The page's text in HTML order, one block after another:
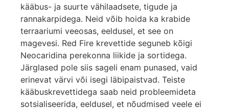
kääbus- ja suurte vähilaadsete, tigude ja
rannakarpidega. Neid võib hoida ka krabide
terraariumi veeosas, eeldusel, et see on
magevesi. Red Fire krevettide seguneb kõigi
Neocaridina perekonna liikide ja sortidega.
Järglased pole siis sageli enam punased, vaid
erinevat värvi või isegi läbipaistvad. Teiste
kääbuskrevettidega saab neid probleemideta
sotsialiseerida, eeldusel, et nõudmised veele ei